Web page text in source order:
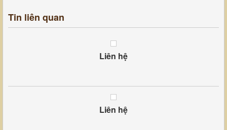
Tin liên quan
Liên hệ
Liên hệ